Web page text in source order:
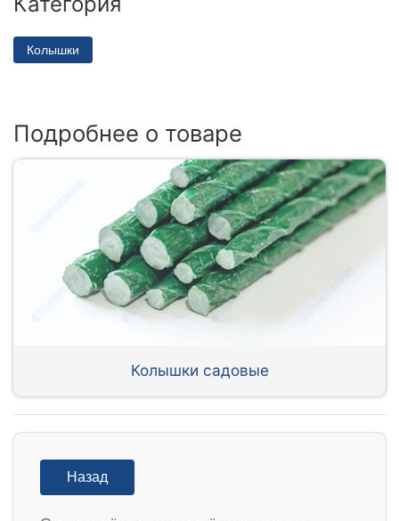
Колышки
Подробнее о товаре
Колышки садовые
Назад